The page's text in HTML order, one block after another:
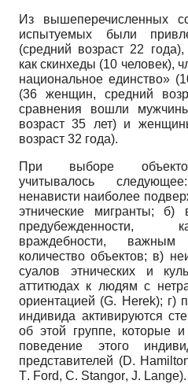
Из вышеперечисленных
испытуемых были
(средний возраст 22
как скинхеды (10 человек),
национальное единство»
(36 женщин, средний
сравнения вошли
возраст 35 лет) и
возраст 32 года).
При выборе
учитывалось
ненависти наиболее
этнические мигранты; б)
предубежденности,
враждебности, важным
количество объектов; в)
суалов этнических и
аттитюдах к людям с
ориентацией (G. Herek); г)
индивида активируются
об этой группе, которые
поведение этого
представителей (D.
T. Ford, C. Stangor, J. Lange).